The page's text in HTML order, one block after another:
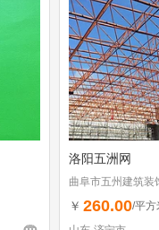
洛阳五洲网
曲阜市五州建筑装
￥ 260.00/平方